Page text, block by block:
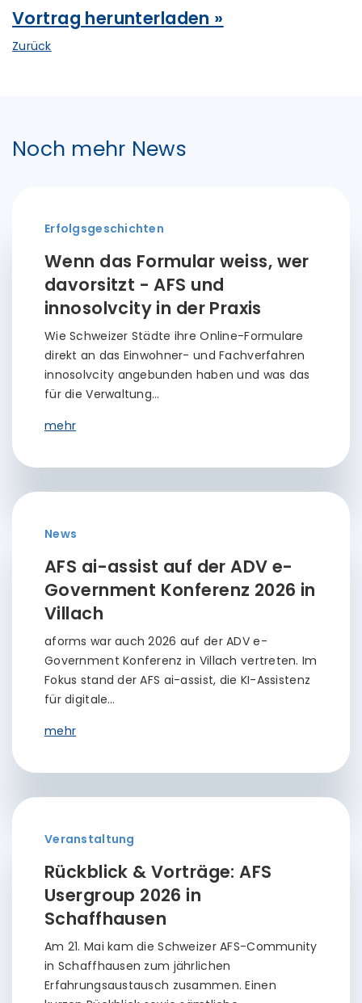
Vortrag herunterladen »
Zurück
Noch mehr News
Erfolgsgeschichten
Wenn das Formular weiss, wer
davorsitzt - AFS und
innosolvcity in der Praxis
Wie Schweizer Städte ihre Online-Formulare
direkt an das Einwohner- und Fachverfahren
innosolvcity angebunden haben und was das
für die Verwaltung…
mehr
News
AFS ai-assist auf der ADV e-
Government Konferenz 2026 in
Villach
aforms war auch 2026 auf der ADV e-
Government Konferenz in Villach vertreten. Im
Fokus stand der AFS ai-assist, die KI-Assistenz
für digitale…
mehr
Veranstaltung
Rückblick & Vorträge: AFS
Usergroup 2026 in
Schaffhausen
Am 21. Mai kam die Schweizer AFS-Community
in Schaffhausen zum jährlichen
Erfahrungsaustausch zusammen. Einen